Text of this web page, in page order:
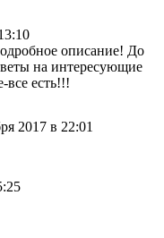
описание! До
на интересующие
все есть!!!
2017 в 22:01